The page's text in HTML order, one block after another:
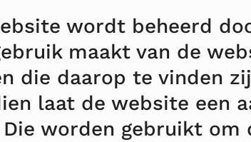
wordt beheerd
maakt van de
die daarop te vinden
laat de website een
worden gebruikt